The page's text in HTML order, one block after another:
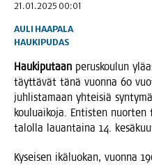
21.01.2025 00:01
AULI HAAPALA
HAUKIPUDAS
Hau­ki­pu­taan perus­kou­lun
täyt­tä­vät tänä vuon­na 60
juh­lis­ta­maan yhtei­siä
kou­luai­ko­ja. Entis­ten
talol­la lau­an­tai­na 14.
Kysei­sen ikä­luo­kan, vuon­na